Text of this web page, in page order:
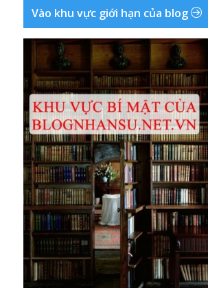
Vào khu vực giới hạn của blog